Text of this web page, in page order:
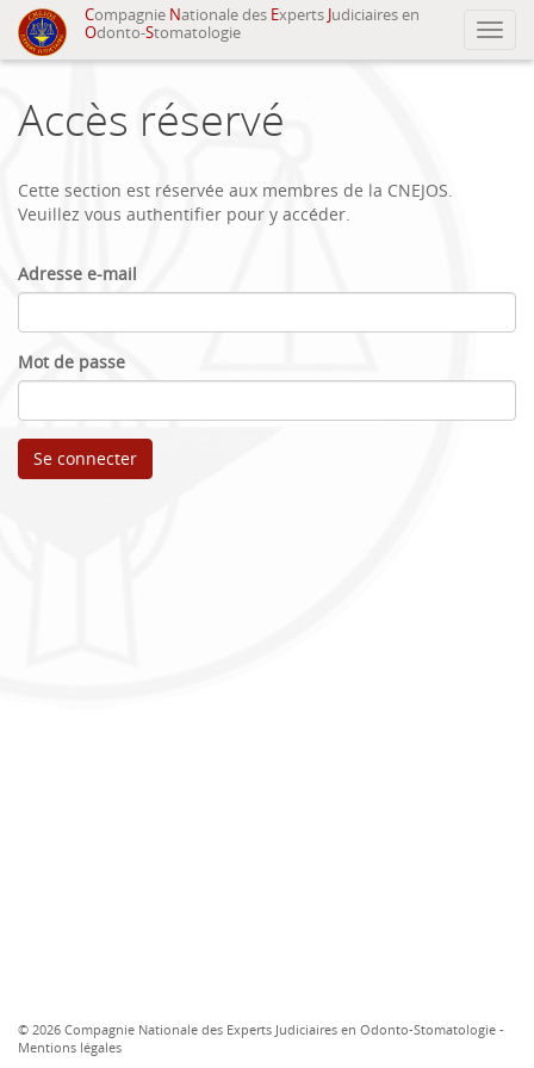
Compagnie Nationale des Experts Judiciaires en
Odonto-Stomatologie
Accès réservé
Cette section est réservée aux membres de la CNEJOS.
Veuillez vous authentifier pour y accéder.
Adresse e-mail
Mot de passe
© 2026 Compagnie Nationale des Experts Judiciaires en Odonto-Stomatologie -
Mentions légales